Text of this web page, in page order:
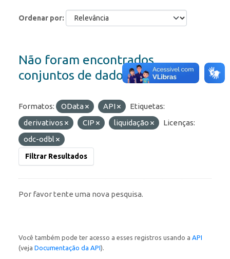
Ordenar por
Não foram encontrados
conjuntos de dados
Formatos: OData API
Etiquetas:
derivativos
CIP liquidação
Licenças:
odc-odbl
Filtrar Resultados
Por favor tente uma nova pesquisa.
Você também pode ter acesso a esses registros usando a API
(veja Documentação da API).